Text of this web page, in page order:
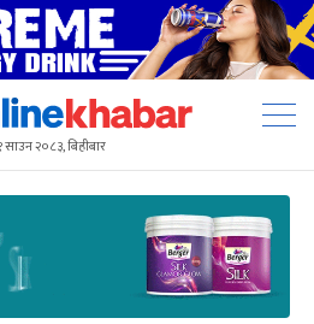
साउन २०८३, बिहीबार